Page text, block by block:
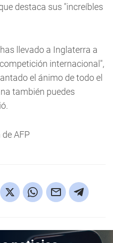
destaca sus "increíbles
llevado a Inglaterra a
internacional",
el ánimo de todo el
también puedes
AFP